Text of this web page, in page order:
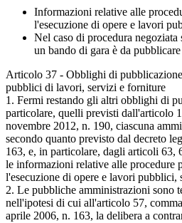
Informazioni relative alle
l'esecuzione di opere e lavori
Nel caso di procedura
un bando di gara è da
Articolo 37 - Obblighi di
pubblici di lavori, servizi e forniture
1. Fermi restando gli altri obblighi di
particolare, quelli previsti dall'articolo
novembre 2012, n. 190, ciascuna
secondo quanto previsto dal decreto
163, e, in particolare, dagli articoli 63,
le informazioni relative alle procedure
l'esecuzione di opere e lavori pubblici,
2. Le pubbliche amministrazioni sono
nell'ipotesi di cui all'articolo 57,
aprile 2006, n. 163, la delibera a